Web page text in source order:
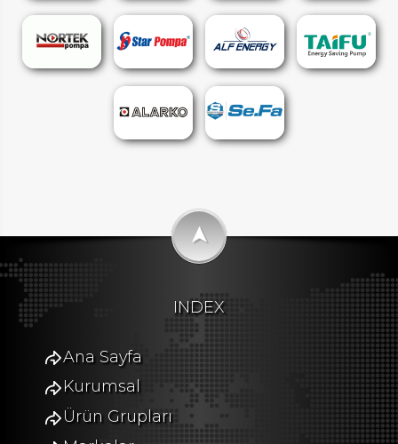
➤
INDEX
Ana Sayfa
Kurumsal
Ürün Grupları